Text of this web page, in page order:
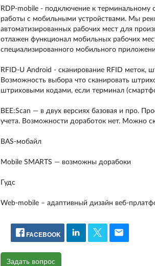
RDP-mobile - подключение к терминальному
работы с мобильными устройствами. Мы
автоматизированных рабочих мест для
отлажен функционал мобильных рабочих
специализированного мобильного
RFID-U Android - сканирование RFID меток,
Возможность выбора что сканировать
штриховыми кодами, если терминал
BEE:Scan — в двух версиях базовая и про.
учета. Возможности доработок нет. Можно
BAS-мобайл
Mobile SMARTS — возможны дорабоки
Гудс
Web-mobile – адаптивный дизайн веб-
FACEBOOK
Задать вопрос